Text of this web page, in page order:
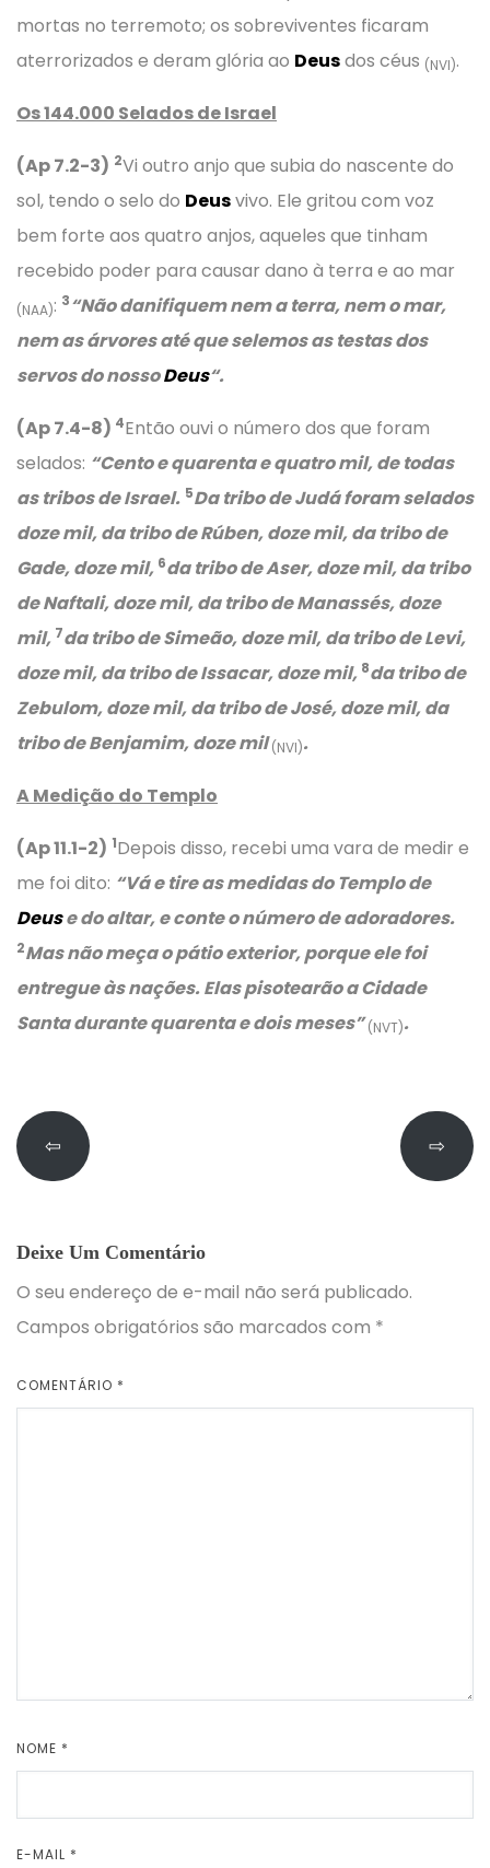
mortas no terremoto; os sobreviventes ficaram
aterrorizados e deram glória ao Deusdos céus (NVI).
Os 144.000 Selados de Israel
(Ap 7.2-3) 2Vi outro anjo que subia do nascente do
sol, tendo o selo do Deusvivo. Ele gritou com voz
bem forte aos quatro anjos, aqueles que tinham
recebido poder para causar dano à terra e ao mar
(NAA): 3“Não danifiquem nem a terra, nem o mar,
nem as árvores até que selemos as testas dos
servos do nossoDeus“.
(Ap 7.4-8) 4Então ouvi o número dos que foram
selados: “Cento e quarenta e quatro mil, de todas
as tribos de Israel. 5Da tribo de Judá foram selados
doze mil, da tribo de Rúben, doze mil, da tribo de
Gade, doze mil, 6da tribo de Aser, doze mil, da tribo
de Naftali, doze mil, da tribo de Manassés, doze
mil, 7da tribo de Simeão, doze mil, da tribo de Levi,
doze mil, da tribo de Issacar, doze mil, 8da tribo de
Zebulom, doze mil, da tribo de José, doze mil, da
tribo de Benjamim, doze mil(NVI).
A Medição do Templo
(Ap 11.1-2) 1Depois disso, recebi uma vara de medir e
me foi dito: “Vá e tire as medidas do Templo de
Deuse do altar, e conte o número de adoradores.
2Mas não meça o pátio exterior, porque ele foi
entregue às nações. Elas pisotearão a Cidade
Santa durante quarenta e dois meses”(NVT).
⇦ ⇨
Deixe Um Comentário
O seu endereço de e-mail não será publicado.
Campos obrigatórios são marcados com *
COMENTÁRIO *
NOME *
E-MAIL *